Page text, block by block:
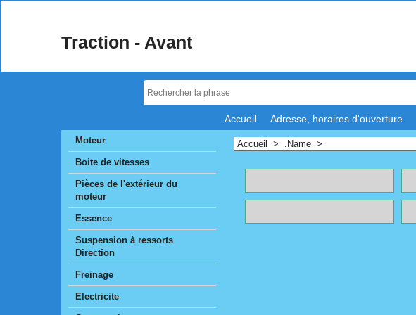
Traction - Avant
Accueil Adresse, horaires d'ouverture
Moteur
Boite de vitesses
Pièces de l'extérieur du
moteur
Essence
Suspension à ressorts
Direction
Freinage
Electricite
Accueil > .Name >